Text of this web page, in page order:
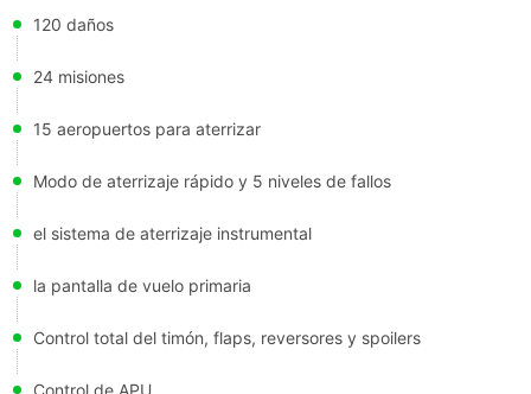
120 daños
24 misiones
15 aeropuertos para aterrizar
Modo de aterrizaje rápido y 5 niveles de fallos
el sistema de aterrizaje instrumental
la pantalla de vuelo primaria
Control total del timón, flaps, reversores y spoilers
Control de APU